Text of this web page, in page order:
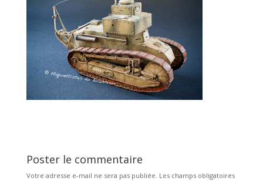
Poster le commentaire
Votre adresse e-mail ne sera pas publiée. Les champs obligatoires